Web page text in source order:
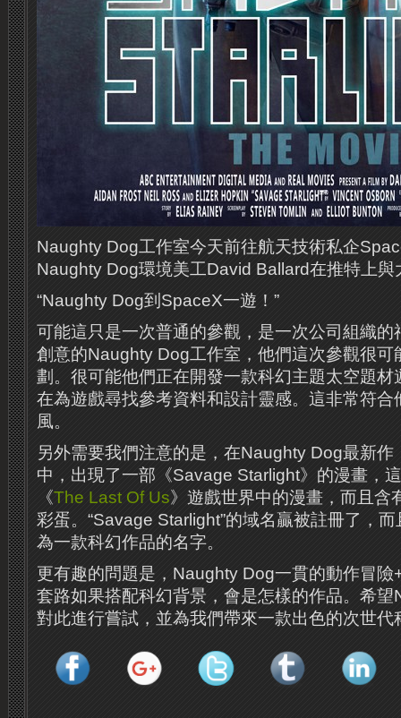
Naughty Dog工作室今天前往航天技術私企
Naughty Dog環境美工David Ballard在推特上與
“Naughty Dog到SpaceX一遊！”
可能這只是一次普通的參觀，是一次公司組織的
創意的Naughty Dog工作室，他們這次參觀很可
劃。很可能他們正在開發一款科幻主題太空題材
在為遊戲尋找參考資料和設計靈感。這非常符合
風。
另外需要我們注意的是，在Naughty Dog最新作
中，出現了一部《Savage Starlight》的漫畫，
《The Last Of Us》遊戲世界中的漫畫，而且含
彩蛋。“Savage Starlight”的域名贏被註冊了，
為一款科幻作品的名字。
更有趣的問題是，Naughty Dog一貫的動作冒險
套路如果搭配科幻背景，會是怎樣的作品。希
對此進行嘗試，並為我們帶來一款出色的次世代